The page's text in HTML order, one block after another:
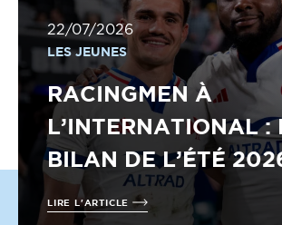
22/07/2026
LES JEUNES
RACINGMEN À
L’INTERNATIONAL :
BILAN DE L’ÉTÉ
LIRE L'ARTICLE